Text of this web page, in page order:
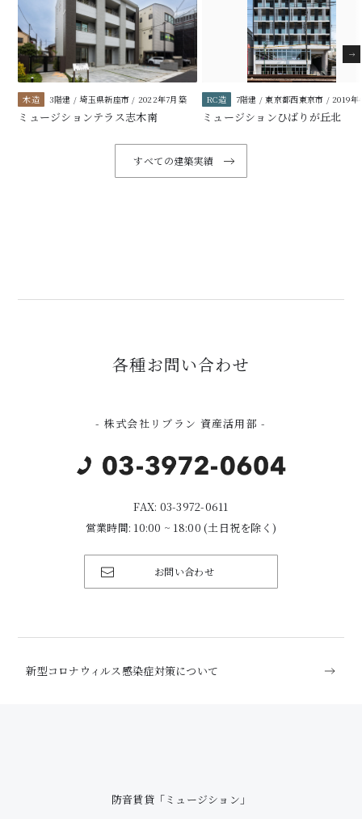
木造 3階建 / 埼玉県新座市 / 2022年7月築
ミュージションテラス志木南
RC造 7階建 / 東京都西東京市 / 2019年
ミュージションひばりが丘北
すべての建築実績
各種お問い合わせ
- 株式会社リブラン 資産活用部 -
FAX: 03-3972-0611
営業時間: 10:00 ~ 18:00 (土日祝を除く)
お問い合わせ
新型コロナウィルス感染症対策について
防音賃貸「ミュージション」